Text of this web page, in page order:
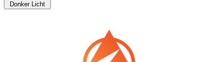
Donker Licht